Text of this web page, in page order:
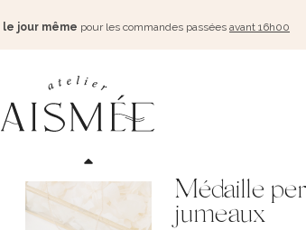
le jour même pour les commandes passées avant 16h00
Médaille
jumeaux